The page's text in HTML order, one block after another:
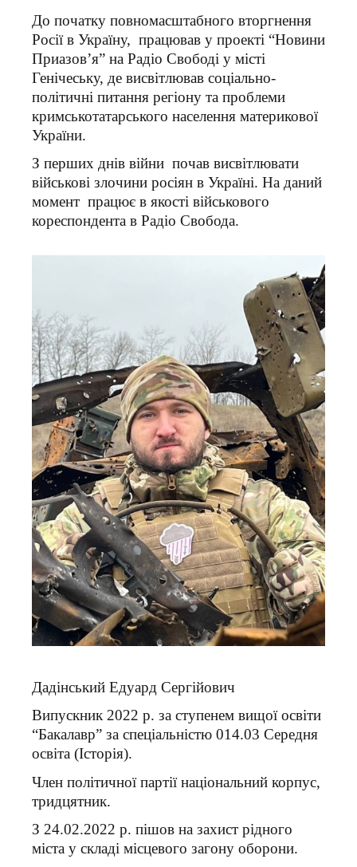
До початку повномасштабного вторгнення
Росії в Україну, працював у проекті “Новини
Приазов’я” на Радіо Свободі у місті
Генічеську, де висвітлював соціально-
політичні питання регіону та проблеми
кримськотатарського населення материкової
України.
З перших днів війни почав висвітлювати
військові злочини росіян в Україні. На даний
момент працює в якості військового
кореспондента в Радіо Свобода.
Дадінський Едуард Сергійович
Випускник 2022 р. за ступенем вищої освіти
“Бакалавр” за спеціальністю 014.03 Середня
освіта (Історія).
Член політичної партії національний корпус,
тридцятник.
З 24.02.2022 р. пішов на захист рідного
міста у складі місцевого загону оборони.